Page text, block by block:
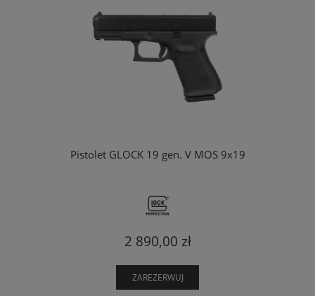
Pistolet GLOCK 19 gen. V MOS 9x19
2 890,00 zł
ZAREZERWUJ